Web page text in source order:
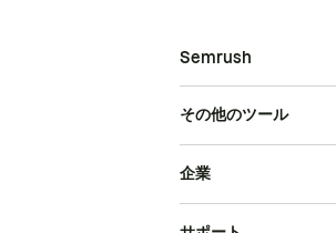
Semrush
その他のツール
企業